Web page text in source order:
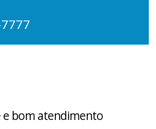
e bom atendimento